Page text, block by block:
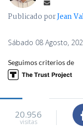
Publicado porJean
Sábado 08 Agosto,
Seguimos criterios de
20.956
visitas